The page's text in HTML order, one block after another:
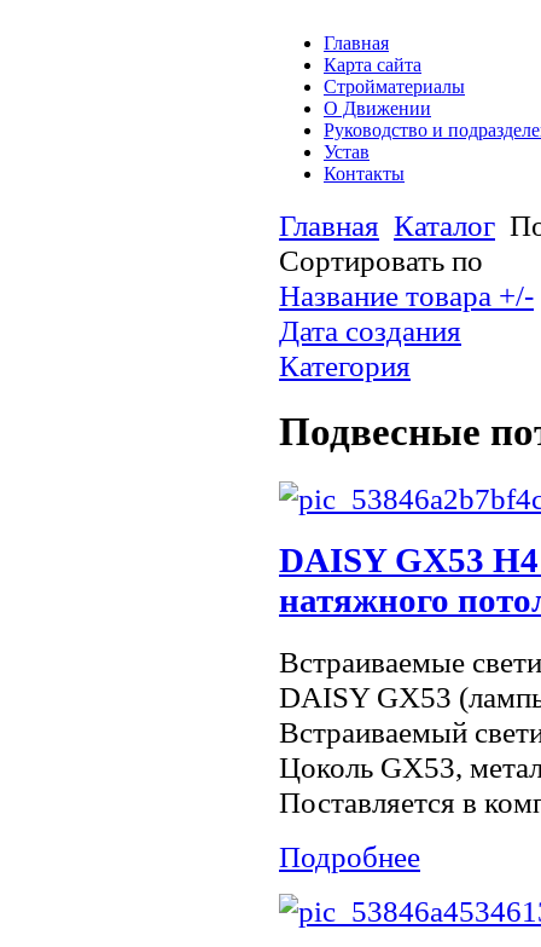
Главная
Карта сайта
Стройматериалы
О Движении
Руководство и
Устав
Контакты
Главная Каталог
Сортировать по
Название товара +/-
Дата создания
Категория
Подвесные
DAISY GX53
натяжного
Встраиваемые
DAISY GX53
Встраиваемый
Цоколь GX53,
Поставляется в
Подробнее